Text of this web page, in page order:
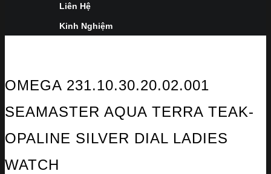
Liên Hệ
Kinh Nghiệm
OMEGA 231.10.30.20.02.001
SEAMASTER AQUA TERRA TEAK-
OPALINE SILVER DIAL LADIES
WATCH